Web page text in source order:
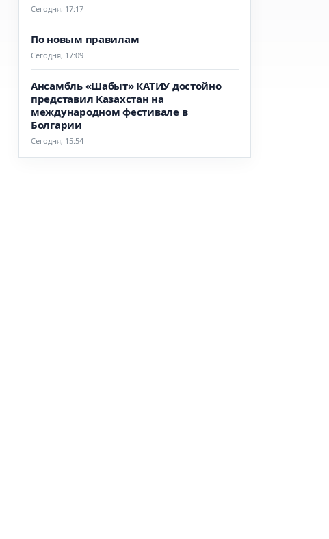
Сегодня, 17:17
По новым правилам
Сегодня, 17:09
Ансамбль «Шабыт» КАТИУ достойно
представил Казахстан на
международном фестивале в
Болгарии
Сегодня, 15:54